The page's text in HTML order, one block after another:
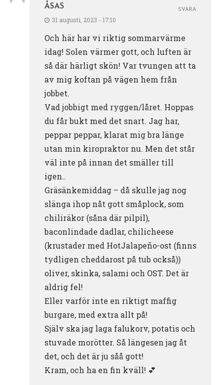
ÅSAS
31 augusti, 2023 - 17:10
Och här har vi riktig sommarvärme
idag! Solen värmer gott, och luften är
så där härligt skön! Var tvungen att ta
av mig koftan på vägen hem från
jobbet.
Vad jobbigt med ryggen/låret. Hoppas
du får bukt med det snart. Jag har,
peppar peppar, klarat mig bra länge
utan min kiropraktor nu. Men det står
väl inte på innan det smäller till
igen..
Gräsänkemiddag – då skulle jag nog
slänga ihop nåt gott småplock, som
chiliräkor (såna där pilpil),
baconlindade dadlar, chilicheese
(krustader med HotJalapeño-ost (finns
tydligen cheddarost på tub också))
oliver, skinka, salami och OST. Det är
aldrig fel!
Eller varför inte en riktigt maffig
burgare, med extra allt på!
Själv ska jag laga falukorv, potatis och
stuvade morötter. Så längesen jag åt
det, och det är ju såå gott!
Kram, och ha en fin kväll! 💕
SVARA